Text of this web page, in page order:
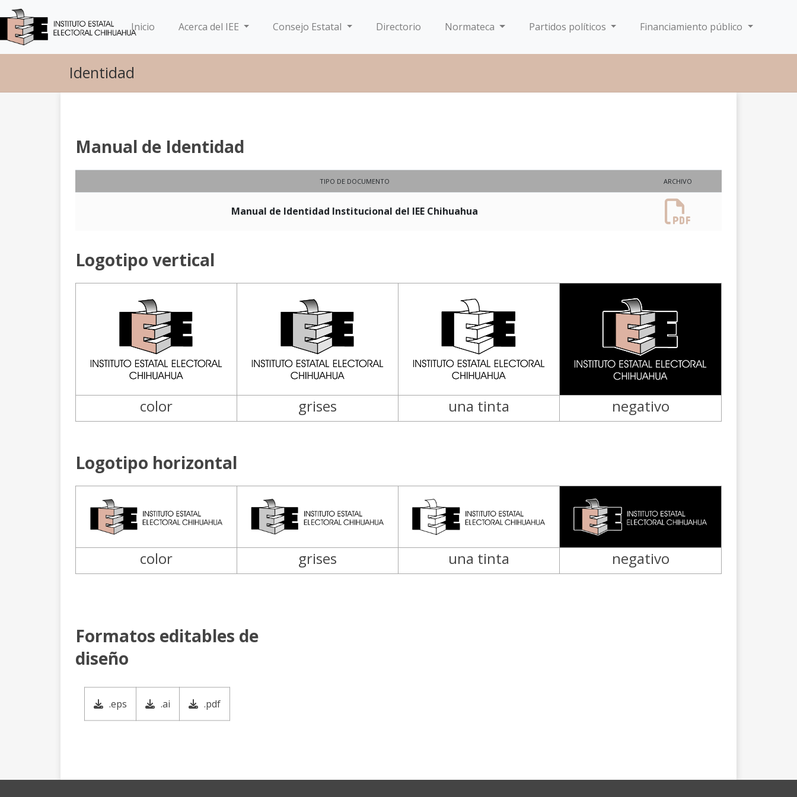
Inicio(current)Acerca del IEE Consejo Estatal Directorio Normateca Partidos políticos Financiamiento público
Identidad
Manual de Identidad
TIPO DE DOCUMENTO ARCHIVO
Manual de Identidad Institucional del IEE Chihuahua
Logotipo vertical
color grises una tinta negativo
Logotipo horizontal
color grises una tinta negativo
Formatos editables de
diseño
.eps .ai .pdf